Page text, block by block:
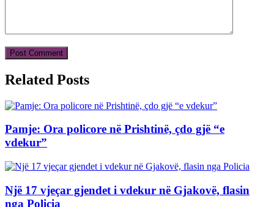
Related Posts
Pamje: Ora policore në Prishtinë, çdo gjë “e
vdekur”
Një 17 vjeçar gjendet i vdekur në Gjakovë, flasin
nga Policia